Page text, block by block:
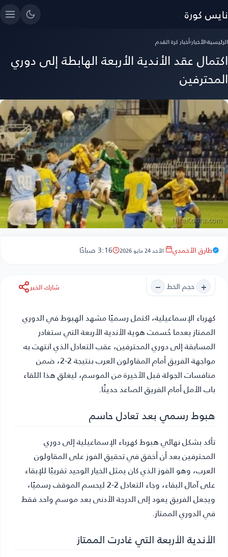
نايس كورة
الرئيسية›الأخبار›أخبار كرة القدم
اكتمال عقد الأندية الأربعة الهابطة إلى دوري
المحترفين
طارق الأحمدي الأحد 24 مايو 2026 3:16 صباحًا
+ حجم الخط − شارك الخبر
كهرباء الإسماعيلية، اكتمل رسميًا مشهد الهبوط في الدوري
الممتاز بعدما حُسمت هوية الأندية الأربعة التي ستغادر
المسابقة إلى دوري المحترفين، عقب التعادل الذي انتهت به
مواجهة الفريق أمام المقاولون العرب بنتيجة 2-2، ضمن
منافسات الجولة قبل الأخيرة من الموسم، ليغلق هذا اللقاء
باب الأمل أمام الفريق الصاعد حديثًا.
هبوط رسمي بعد تعادل حاسم
تأكد بشكل نهائي هبوط كهرباء الإسماعيلية إلى دوري
المحترفين بعد أن أخفق في تحقيق الفوز على المقاولون
العرب، وهو الفوز الذي كان يمثل الخيار الوحيد تقريبًا للإبقاء
على آمال البقاء، وجاء التعادل 2-2 ليحسم الموقف رسميًا،
ويجعل الفريق يعود إلى الدرجة الأدنى بعد موسم واحد فقط
في الدوري الممتاز.
الأندية الأربعة التي غادرت الممتاز